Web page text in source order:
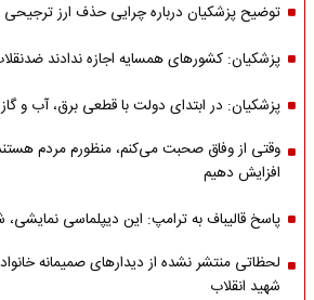
توضیح پزشکیان درباره چرایی حذف ارز ترجیحی
پزشکیان: کشورهای همسایه اجازه ندادند
پزشکیان: در ابتدای دولت با قطعی برق، آب و
وقتی از وفاق صحبت می‌کنم، منظورم مردم هستند/
افزایش دهیم
پاسخ قالیباف به ترامپ: این دیپلماسی
لحظاتی منتشر نشده از دیدارهای صمیمانه
شهید انقلاب